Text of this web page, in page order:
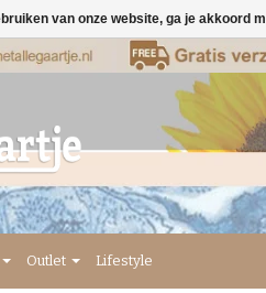
Outlet Lifestyle
van onze website, ga je akkoord